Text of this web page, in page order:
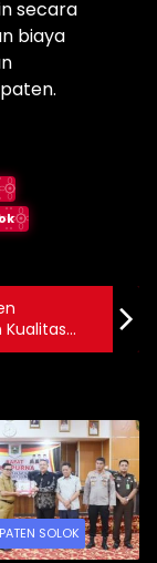
secara
biaya
SOLOK